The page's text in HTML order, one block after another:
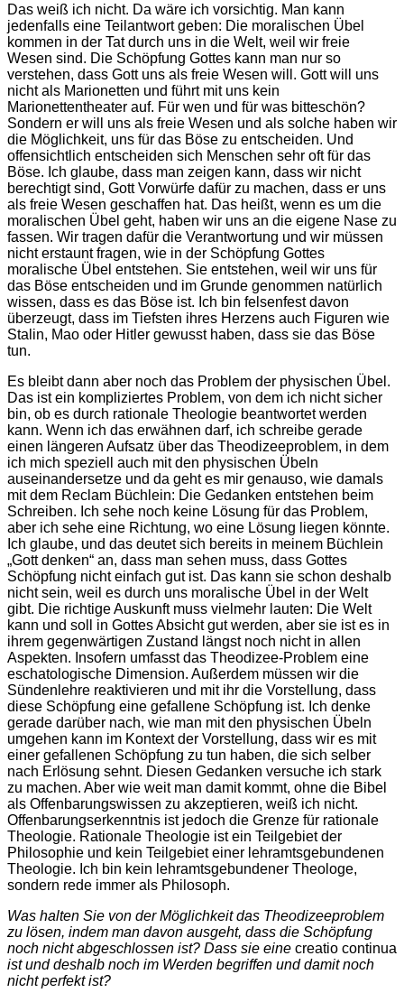
Das weiß ich nicht. Da wäre ich vorsichtig. Man kann
jedenfalls eine Teilantwort geben: Die moralischen Übel
kommen in der Tat durch uns in die Welt, weil wir freie
Wesen sind. Die Schöpfung Gottes kann man nur so
verstehen, dass Gott uns als freie Wesen will. Gott will uns
nicht als Marionetten und führt mit uns kein
Marionettentheater auf. Für wen und für was bitteschön?
Sondern er will uns als freie Wesen und als solche haben wir
die Möglichkeit, uns für das Böse zu entscheiden. Und
offensichtlich entscheiden sich Menschen sehr oft für das
Böse. Ich glaube, dass man zeigen kann, dass wir nicht
berechtigt sind, Gott Vorwürfe dafür zu machen, dass er uns
als freie Wesen geschaffen hat. Das heißt, wenn es um die
moralischen Übel geht, haben wir uns an die eigene Nase zu
fassen. Wir tragen dafür die Verantwortung und wir müssen
nicht erstaunt fragen, wie in der Schöpfung Gottes
moralische Übel entstehen. Sie entstehen, weil wir uns für
das Böse entscheiden und im Grunde genommen natürlich
wissen, dass es das Böse ist. Ich bin felsenfest davon
überzeugt, dass im Tiefsten ihres Herzens auch Figuren wie
Stalin, Mao oder Hitler gewusst haben, dass sie das Böse
tun.
Es bleibt dann aber noch das Problem der physischen Übel.
Das ist ein kompliziertes Problem, von dem ich nicht sicher
bin, ob es durch rationale Theologie beantwortet werden
kann. Wenn ich das erwähnen darf, ich schreibe gerade
einen längeren Aufsatz über das Theodizeeproblem, in dem
ich mich speziell auch mit den physischen Übeln
auseinandersetze und da geht es mir genauso, wie damals
mit dem Reclam Büchlein: Die Gedanken entstehen beim
Schreiben. Ich sehe noch keine Lösung für das Problem,
aber ich sehe eine Richtung, wo eine Lösung liegen könnte.
Ich glaube, und das deutet sich bereits in meinem Büchlein
„Gott denken“ an, dass man sehen muss, dass Gottes
Schöpfung nicht einfach gut ist. Das kann sie schon deshalb
nicht sein, weil es durch uns moralische Übel in der Welt
gibt. Die richtige Auskunft muss vielmehr lauten: Die Welt
kann und soll in Gottes Absicht gut werden, aber sie ist es in
ihrem gegenwärtigen Zustand längst noch nicht in allen
Aspekten. Insofern umfasst das Theodizee-Problem eine
eschatologische Dimension. Außerdem müssen wir die
Sündenlehre reaktivieren und mit ihr die Vorstellung, dass
diese Schöpfung eine gefallene Schöpfung ist. Ich denke
gerade darüber nach, wie man mit den physischen Übeln
umgehen kann im Kontext der Vorstellung, dass wir es mit
einer gefallenen Schöpfung zu tun haben, die sich selber
nach Erlösung sehnt. Diesen Gedanken versuche ich stark
zu machen. Aber wie weit man damit kommt, ohne die Bibel
als Offenbarungswissen zu akzeptieren, weiß ich nicht.
Offenbarungserkenntnis ist jedoch die Grenze für rationale
Theologie. Rationale Theologie ist ein Teilgebiet der
Philosophie und kein Teilgebiet einer lehramtsgebundenen
Theologie. Ich bin kein lehramtsgebundener Theologe,
sondern rede immer als Philosoph.
Was halten Sie von der Möglichkeit das Theodizeeproblem
zu lösen, indem man davon ausgeht, dass die Schöpfung
noch nicht abgeschlossen ist? Dass sie eine creatio continua
ist und deshalb noch im Werden begriffen und damit noch
nicht perfekt ist?